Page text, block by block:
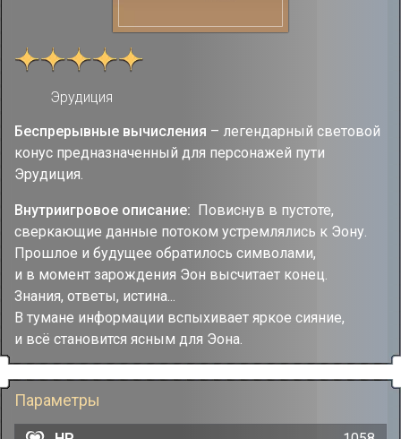
Эрудиция
Беспрерывные вычисления – легендарный световой
конус предназначенный для персонажей пути
Эрудиция.
Внутриигровое описание: Повиснув в пустоте,
сверкающие данные потоком устремлялись к Эону.
Прошлое и будущее обратилось символами,
и в момент зарождения Эон высчитает конец.
Знания, ответы, истина...
В тумане информации вспыхивает яркое сияние,
и всё становится ясным для Эона.
Параметры